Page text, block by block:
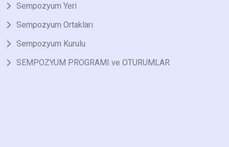
Sempozyum Yeri
Sempozyum Ortakları
Sempozyum Kurulu
SEMPOZYUM PROGRAMI ve OTURUMLAR